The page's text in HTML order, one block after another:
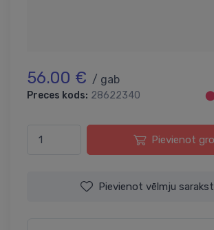
56.00 € / gab
Preces kods: 28622340
Pievienot
Pievienot vēlmju